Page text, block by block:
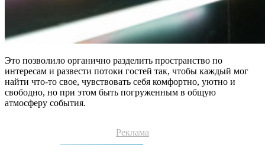
Это позволило органично разделить пространство по
интересам и развести потоки гостей так, чтобы каждый мог
найти что-то свое, чувствовать себя комфортно, уютно и
свободно, но при этом быть погруженным в общую
атмосферу события.
Реклама